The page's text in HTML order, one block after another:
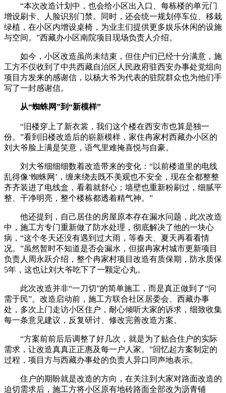
“本次改造计划中，也会给小区出入口、每栋楼的单元门
增设刷卡、人脸识别门禁。同时，还会统一规划停车位、移栽
绿植，在小区内增设桌椅，为业主们提供更多娱乐休闲的设施
与空间。”西藏办小区南院项目现场负责人介绍。
如今，小区改造虽尚未结束，但住户们已经十分满意，施
工方不仅收到了中共西藏自治区人民政府驻西安办事处党组向
项目方发来的感谢信，以杨大爷为代表的驻院群众也为他们手
写了一封感谢信。
从“蜘蛛网”到“新模样”
“旧楼穿上了新衣裳，我们这个楼在西安市也算是独一
份。”看到旧楼改造后的崭新模样，家住冉家村西藏办小区的
刘大爷脸上满是笑意，语气里难掩喜悦与自豪。
刘大爷细细细数着改造带来的变化：“以前楼道里的电线
乱得像‘蜘蛛网’，缠来绕去既不美观也不安全，现在全都整整
齐齐装进了电线盒，看着就舒心；墙壁也重新粉刷过，细腻平
整、干净明亮，整个楼栋都透着精气神。”
他还提到，自己居住的房屋原本存在漏水问题，此次改造
中，施工方专门重新做了防水处理，彻底解决了他的一块心
病，“这个冬天还没有遇到过大雨，等春天、夏天再看看情
况。”虽然暂时不知道是否会漏水，但据冉家村城市更新项目
负责人周永跃介绍，整个冉家村项目改造有质保期，防水质保
5年，这也让刘大爷吃下了一颗定心丸。
此次改造并非“一刀切”的简单施工，而是真正做到了“问
需于民”。改造启动前，施工方联合社区居委会、西藏办事
处，多次上门走访小区住户，耐心倾听大家的诉求，细致收集
每一条意见建议，反复研讨、修改完善改造方案。
“方案前前后后调整了好几次，就是为了贴合住户的实际
需求，让改造真真正正惠及每一户人家。”回忆起方案制定的
过程，项目方与西藏办事处的负责人异口同声地表示。
住户的期盼就是改造的方向，在关注到大家对路面改造的
迫切需求后，施工方将小区原有地砖路面全部改为沥青铺